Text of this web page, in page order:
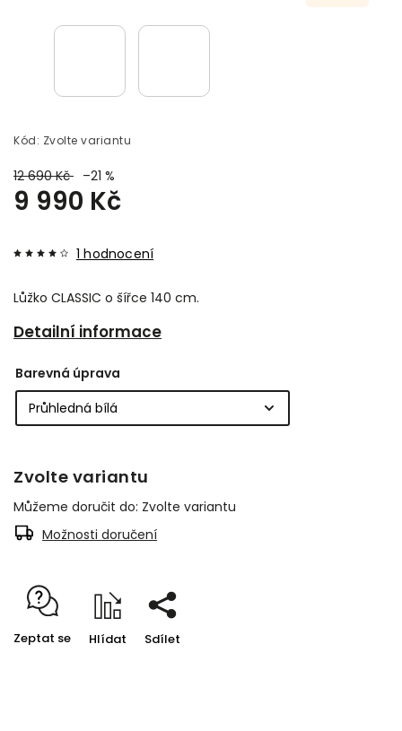
Kód: Zvolte variantu
12 690 Kč –21 %
9 990 Kč
1 hodnocení
Lůžko CLASSIC o šířce 140 cm.
Detailní informace
Barevná úprava
Zvolte variantu
Můžeme doručit do: Zvolte variantu
Možnosti doručení
Zeptat se Hlídat Sdílet